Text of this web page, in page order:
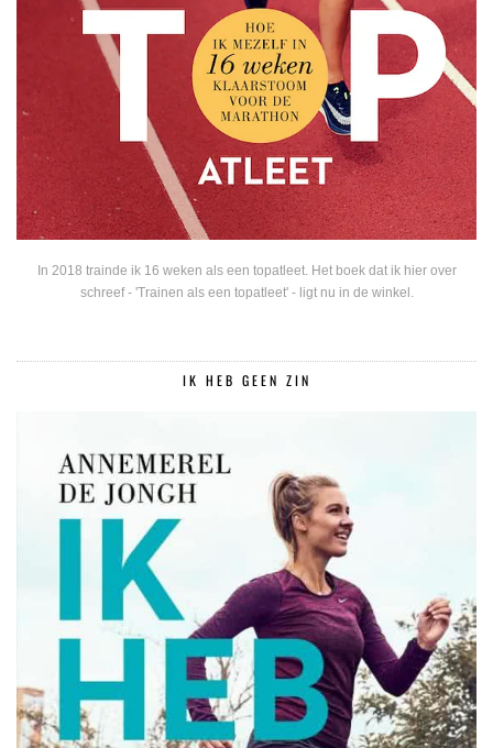
In 2018 trainde ik 16 weken als een topatleet. Het boek dat ik hier over
schreef - 'Trainen als een topatleet' - ligt nu in de winkel.
IK HEB GEEN ZIN